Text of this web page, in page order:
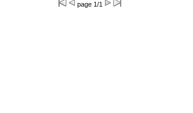
page 1/1